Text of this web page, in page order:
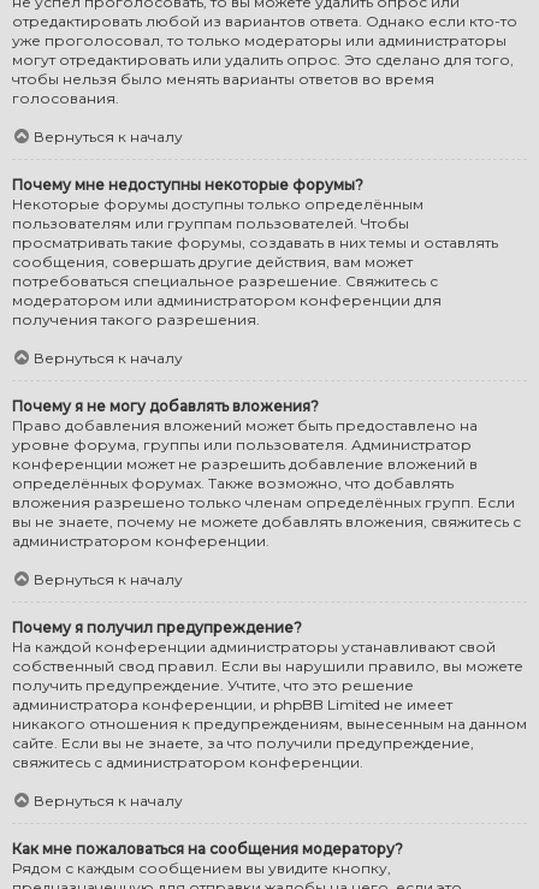
отредактировать любой из вариантов ответа. Однако если кто-то
уже проголосовал, то только модераторы или администраторы
могут отредактировать или удалить опрос. Это сделано для того,
чтобы нельзя было менять варианты ответов во время
голосования.
Вернуться к началу
Почему мне недоступны некоторые форумы?
Некоторые форумы доступны только определённым
пользователям или группам пользователей. Чтобы
просматривать такие форумы, создавать в них темы и оставлять
сообщения, совершать другие действия, вам может
потребоваться специальное разрешение. Свяжитесь с
модератором или администратором конференции для
получения такого разрешения.
Вернуться к началу
Почему я не могу добавлять вложения?
Право добавления вложений может быть предоставлено на
уровне форума, группы или пользователя. Администратор
конференции может не разрешить добавление вложений в
определённых форумах. Также возможно, что добавлять
вложения разрешено только членам определённых групп. Если
вы не знаете, почему не можете добавлять вложения, свяжитесь с
администратором конференции.
Вернуться к началу
Почему я получил предупреждение?
На каждой конференции администраторы устанавливают свой
собственный свод правил. Если вы нарушили правило, вы можете
получить предупреждение. Учтите, что это решение
администратора конференции, и phpBB Limited не имеет
никакого отношения к предупреждениям, вынесенным на данном
сайте. Если вы не знаете, за что получили предупреждение,
свяжитесь с администратором конференции.
Вернуться к началу
Как мне пожаловаться на сообщения модератору?
Рядом с каждым сообщением вы увидите кнопку,